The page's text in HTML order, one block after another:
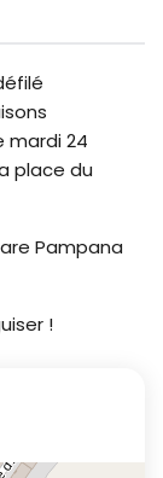
mardi 24
place du
Pampana
!